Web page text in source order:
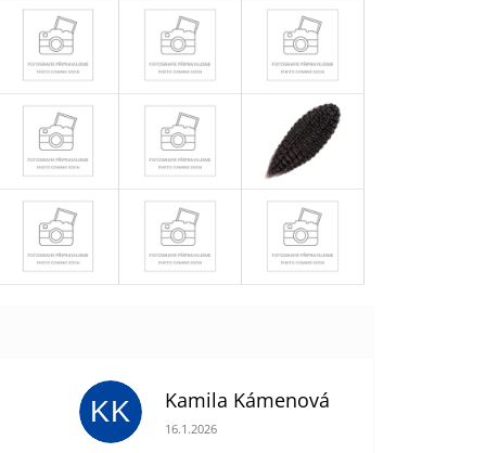
5 hvězdiček. KK Kamila Kámenová
Hodnocení obchodu je 5 z 5 hvězdiček.
16.1.2026